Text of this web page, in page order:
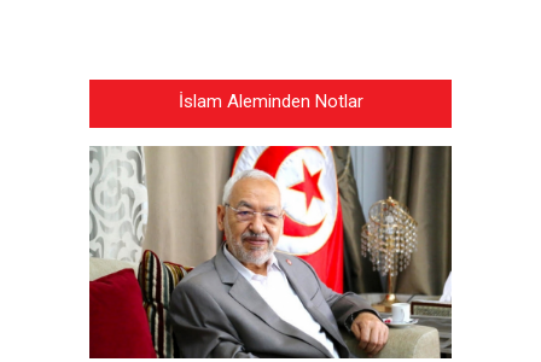
İslam Aleminden Notlar